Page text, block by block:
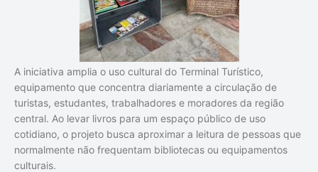
A iniciativa amplia o uso cultural do Terminal Turístico,
equipamento que concentra diariamente a circulação de
turistas, estudantes, trabalhadores e moradores da região
central. Ao levar livros para um espaço público de uso
cotidiano, o projeto busca aproximar a leitura de pessoas que
normalmente não frequentam bibliotecas ou equipamentos
culturais.